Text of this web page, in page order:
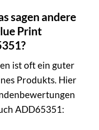
sagen andere
Print
ist oft ein guter
Produkts. Hier
ADD65351: